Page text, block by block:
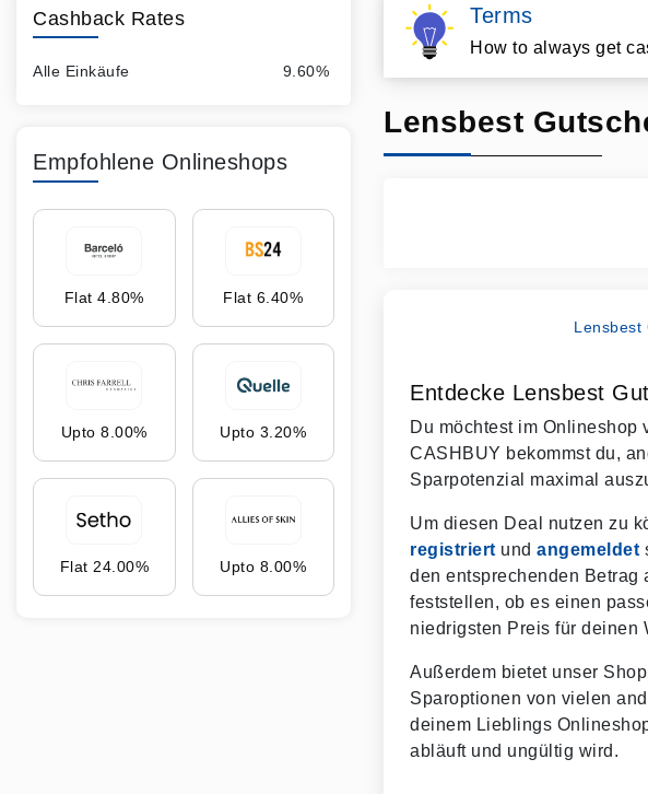
Cashback Rates
Alle Einkäufe 9.60%
Empfohlene Onlineshops
Flat 4.80% Flat 6.40%
Upto 8.00% Upto 3.20%
Flat 24.00% Upto 8.00%
Terms
How to always get
Lensbest
Lensbest
Entdecke Lensbest
Du möchtest im
CASHBUY bekommst du,
Sparpotenzial maximal
Um diesen Deal nutzen zu
registriert und angemeldet
den entsprechenden Betrag
feststellen, ob es einen
niedrigsten Preis für deinen
Außerdem bietet unser
Sparoptionen von vielen
deinem Lieblings
abläuft und ungültig wird.